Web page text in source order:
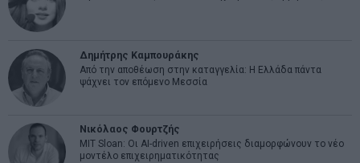
Δημήτρης Καμπουράκης
Από την αποθέωση στην καταγγελία: Η Ελλάδα πάντα
ψάχνει τον επόμενο Μεσσία
Νικόλαος Φουρτζής
MIT Sloan: Οι AI-driven επιχειρήσεις διαμορφώνουν το νέο
μοντέλο επιχειρηματικότητας